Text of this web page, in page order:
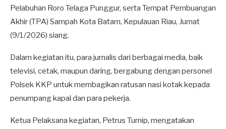
Pelabuhan Roro Telaga Punggur, serta Tempat Pembuangan
Akhir (TPA) Sampah Kota Batam, Kepulauan Riau, Jumat
(9/1/2026) siang.
Dalam kegiatan itu, para jurnalis dari berbagai media, baik
televisi, cetak, maupun daring, bergabung dengan personel
Polsek KKP untuk membagikan ratusan nasi kotak kepada
penumpang kapal dan para pekerja.
Ketua Pelaksana kegiatan, Petrus Turnip, mengatakan